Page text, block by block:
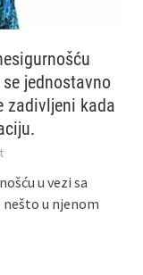
jednostavno
zadivljeni kada
u vezi sa
nešto u njenom